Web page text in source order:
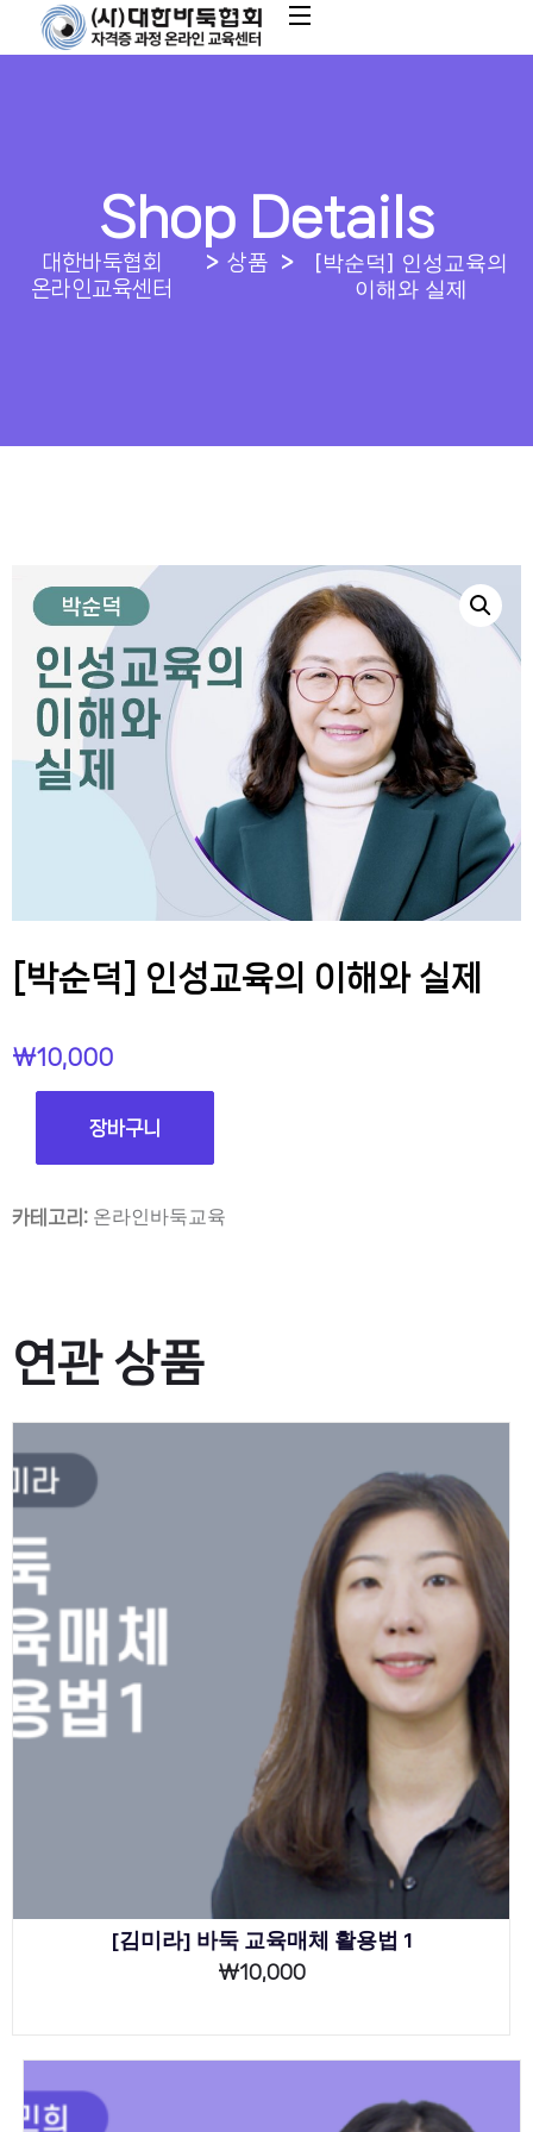
Shop Details
대한바둑협회
온라인교육센터
상품
[박순덕] 인성교육의
이해와 실제
[박순덕] 인성교육의 이해와 실제
₩10,000
장바구니
카테고리: 온라인바둑교육
연관 상품
[김미라] 바둑 교육매체 활용법 1
₩10,000